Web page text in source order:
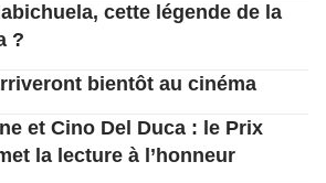
cette légende de la
?
bientôt au cinéma
et Cino Del Duca : le Prix
la lecture à l’honneur